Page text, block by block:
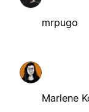
mrpugo
Marlene